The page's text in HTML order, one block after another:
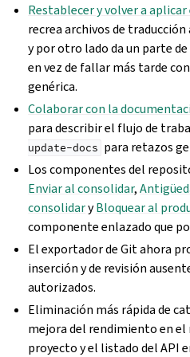
Restablecer y volver a
recrea archivos de
y por otro lado da un parte
en vez de fallar más tarde
genérica.
Colaborar con la
para describir el flujo de
update-docs para retazos
Los componentes del
Enviar al consolidar,
consolidaryBloquear al
componente enlazado que
El exportador de Git ahora
inserción y de revisión
autorizados.
Eliminación más rápida de
mejora del rendimiento en el
proyecto y el listado del API